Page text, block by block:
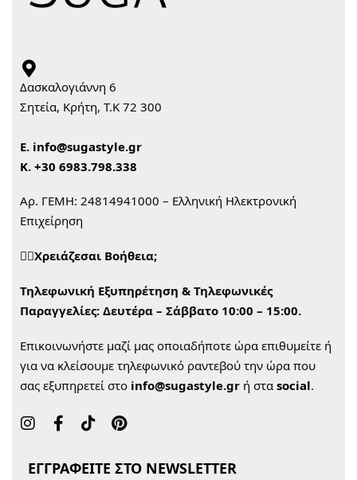
Δασκαλογιάννη 6
Σητεία, Κρήτη, Τ.Κ 72 300
Ε. info@sugastyle.gr
Κ. +30 6983.798.338
Αρ. ΓΕΜΗ: 24814941000 – Ελληνική Ηλεκτρονική
Επιχείρηση
🙋‍♀️Χρειάζεσαι Βοήθεια;
Τηλεφωνική Εξυπηρέτηση & Τηλεφωνικές
Παραγγελίες: Δευτέρα – Σάββατο 10:00 – 15:00.
Επικοινωνήστε μαζί μας οποιαδήποτε ώρα επιθυμείτε ή
για να κλείσουμε τηλεφωνικό ραντεβού την ώρα που
σας εξυπηρετεί στο info@sugastyle.gr ή στα social.
ΕΓΓΡΑΦΕΙΤΕ ΣΤΟ NEWSLETTER